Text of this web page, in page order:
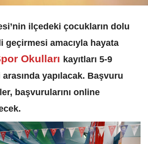
ilçedeki çocukların dolu
geçirmesi amacıyla hayata
Okulları kayıtları 5-9
yapılacak. Başvuru
başvurularını online